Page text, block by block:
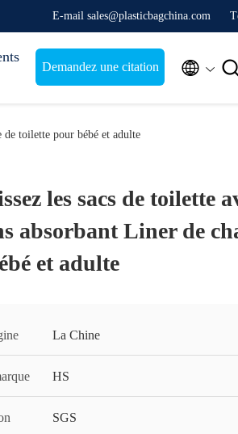
E-mail sales@plasticbagchina.com
Demandez une citation  
de toilette pour bébé et adulte
les sacs de toilette
absorbant Liner de
et adulte
La Chine
HS
SGS